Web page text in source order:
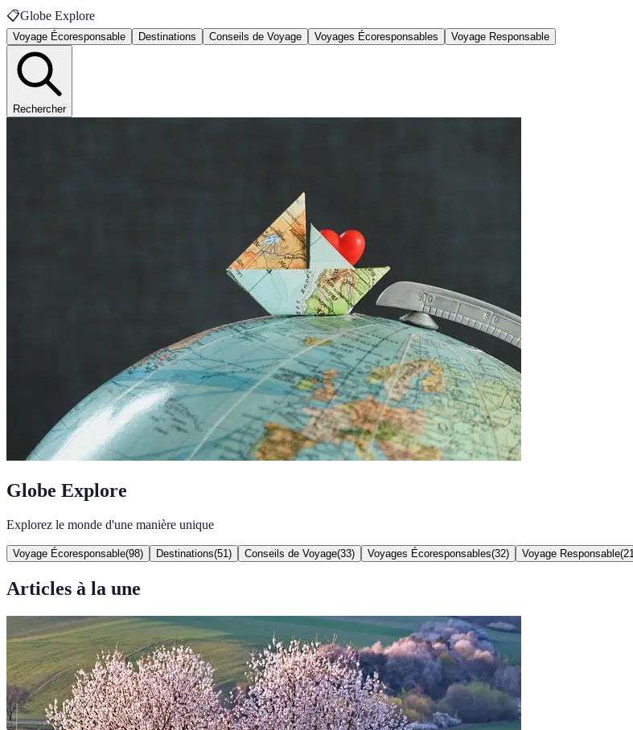
📋Globe Explore
Voyage Écoresponsable Destinations Conseils de Voyage Voyages Écoresponsables Voyage Responsable
Rechercher
Globe Explore
Explorez le monde d'une manière unique
Voyage Écoresponsable(98) Destinations(51 ) Conseils de Voyage(33) Voyages Écoresponsables(32) Voyage Responsable(21
Articles à la une